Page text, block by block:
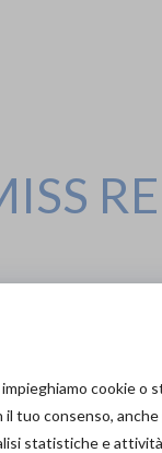
den, velato,
La compressione
cookie
tuo consenso,
statistiche e